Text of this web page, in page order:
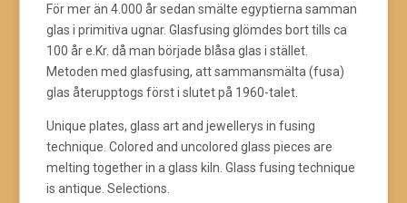
För mer än 4.000 år sedan smälte egyptierna samman
glas i primitiva ugnar. Glasfusing glömdes bort tills ca
100 år e.Kr. då man började blåsa glas i stället.
Metoden med glasfusing, att sammansmälta (fusa)
glas återupptogs först i slutet på 1960-talet.
Unique plates, glass art and jewellerys in fusing
technique. Colored and uncolored glass pieces are
melting together in a glass kiln. Glass fusing technique
is antique. Selections.